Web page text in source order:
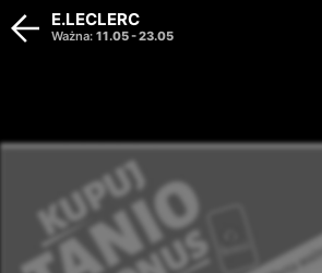
E.LECLERC
Ważna: 11.05-23.05